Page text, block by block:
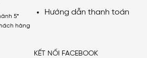
5*
hàng
Hướng dẫn thanh toán
KẾT NỐI FACEBOOK